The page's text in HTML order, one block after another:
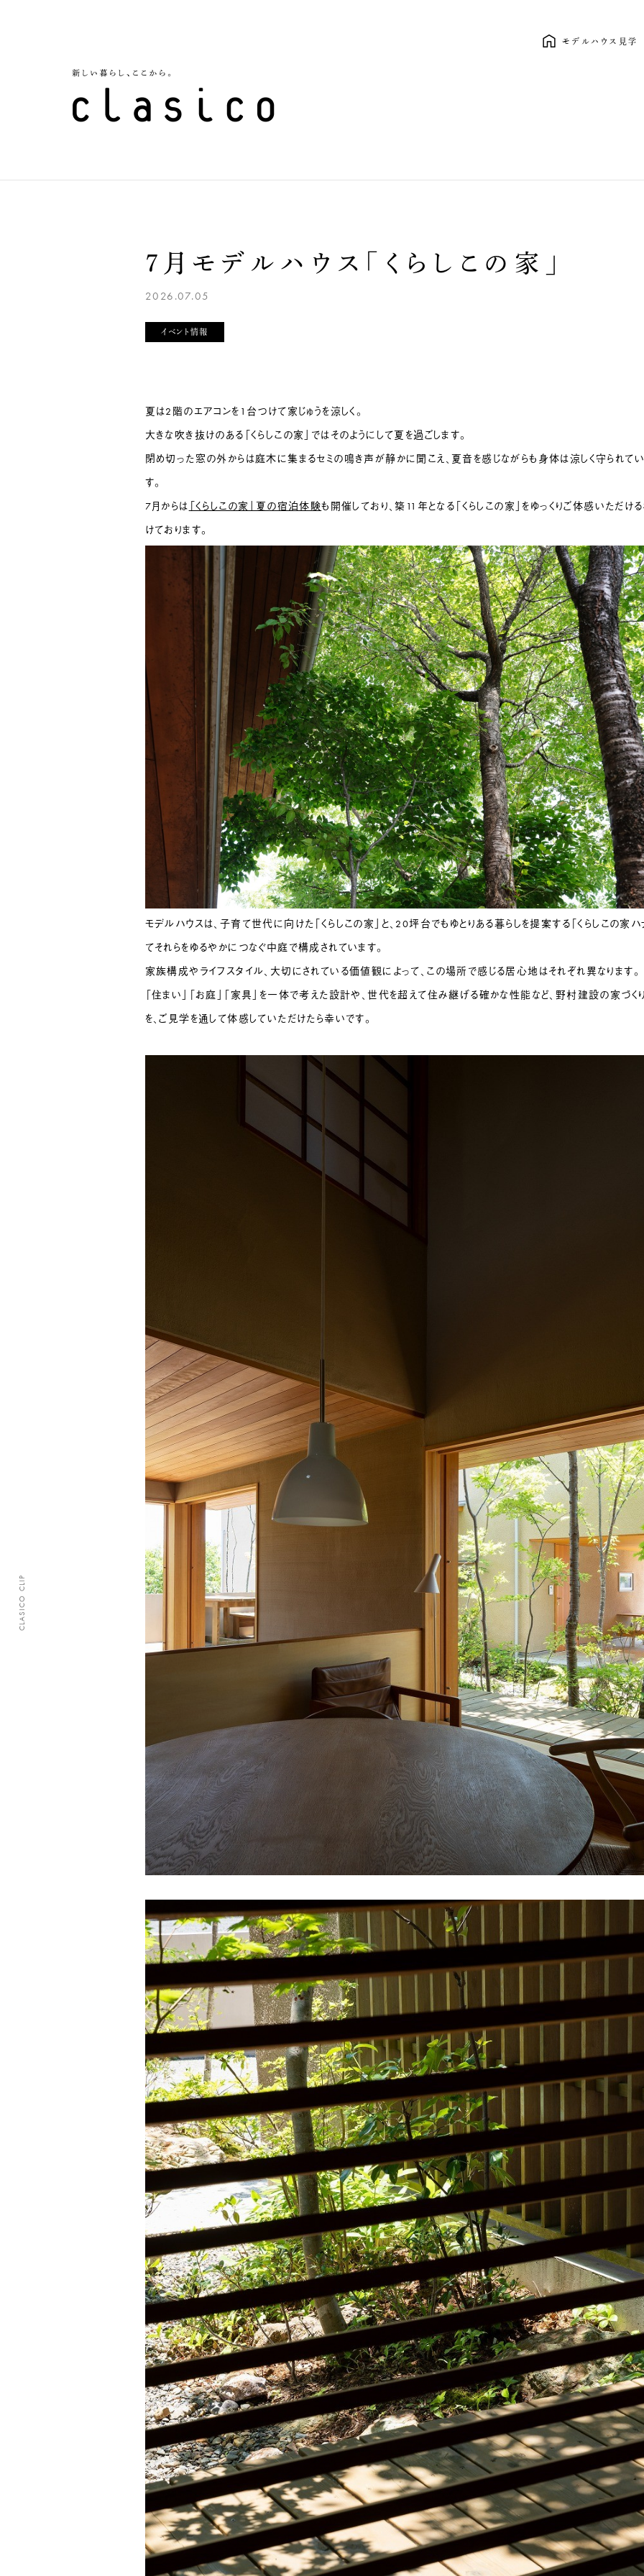
モデルハウス見学
7月モデルハウス「くらしこの家」
2026.07.05
イベント情報
夏は2階のエアコンを1台つけて家じゅうを涼しく。
大きな吹き抜けのある「くらしこの家」ではそのようにして夏を過ごします。
閉め切った窓の外からは庭木に集まるセミの鳴き声が静かに聞こえ、夏音を感じながらも身体は涼しく守られて
す。
7月からは 「くらしこの家」夏の宿泊体験も開催しており、築11年となる「くらしこの家」をゆっくりご体感いただけ
けております。
モデルハウスは、子育て世代に向けた「くらしこの家」と、20坪台でもゆとりある暮らしを提案する「くらしこの家ハ
てそれらをゆるやかにつなぐ中庭で構成されています。
家族構成やライフスタイル、大切にされている価値観によって、この場所で感じる居心地はそれぞれ異なります。
「住まい」「お庭」「家具」を一体で考えた設計や、世代を超えて住み継げる確かな性能など、野村建設の家づく
を、ご見学を通して体感していただけたら幸いです。
CLASICO CLIP